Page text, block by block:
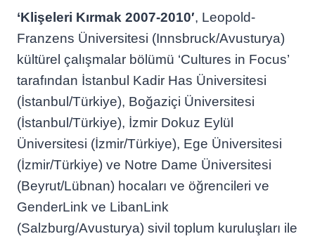
‘Klişeleri Kırmak 2007-2010′, Leopold-
Franzens Üniversitesi (Innsbruck/Avusturya)
kültürel çalışmalar bölümü ‘Cultures in Focus’
tarafından İstanbul Kadir Has Üniversitesi
(İstanbul/Türkiye), Boğaziçi Üniversitesi
(İstanbul/Türkiye), İzmir Dokuz Eylül
Üniversitesi (İzmir/Türkiye), Ege Üniversitesi
(İzmir/Türkiye) ve Notre Dame Üniversitesi
(Beyrut/Lübnan) hocaları ve öğrencileri ve
GenderLink ve LibanLink
(Salzburg/Avusturya) sivil toplum kuruluşları ile